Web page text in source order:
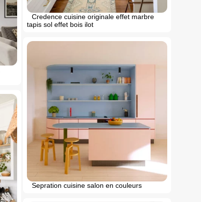
Credence cuisine originale effet marbre
tapis sol effet bois ilot
Sepration cuisine salon en couleurs